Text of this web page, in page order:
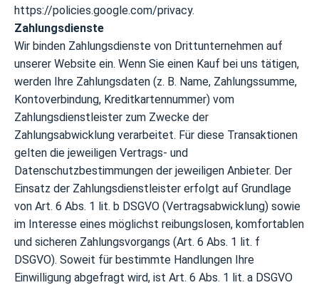
https://policies.google.com/privacy.
Zahlungsdienste
Wir binden Zahlungsdienste von Drittunternehmen auf
unserer Website ein. Wenn Sie einen Kauf bei uns tätigen,
werden Ihre Zahlungsdaten (z. B. Name, Zahlungssumme,
Kontoverbindung, Kreditkartennummer) vom
Zahlungsdienstleister zum Zwecke der
Zahlungsabwicklung verarbeitet. Für diese Transaktionen
gelten die jeweiligen Vertrags- und
Datenschutzbestimmungen der jeweiligen Anbieter. Der
Einsatz der Zahlungsdienstleister erfolgt auf Grundlage
von Art. 6 Abs. 1 lit. b DSGVO (Vertragsabwicklung) sowie
im Interesse eines möglichst reibungslosen, komfortablen
und sicheren Zahlungsvorgangs (Art. 6 Abs. 1 lit. f
DSGVO). Soweit für bestimmte Handlungen Ihre
Einwilligung abgefragt wird, ist Art. 6 Abs. 1 lit. a DSGVO